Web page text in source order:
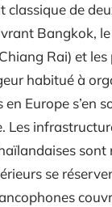
classique de
Bangkok,
Rai) et les
habitué à
Europe s’en
Les
sont
se